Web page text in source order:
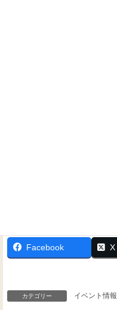
Facebook X
カテゴリー イベント情報